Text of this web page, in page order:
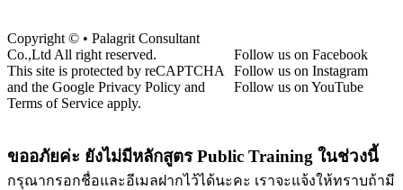
Copyright © • Palagrit Consultant
Co.,Ltd All right reserved.
This site is protected by reCAPTCHA
and the Google Privacy Policy and
Terms of Service apply.
Follow us on Facebook
Follow us on Instagram
Follow us on YouTube
ขออภัยค่ะ ยังไม่มีหลักสูตร Public Training ในช่วงนี้
กรุณากรอกชื่อและอีเมลฝากไว้ได้นะคะ เราจะแจ้งให้ทราบถ้ามี